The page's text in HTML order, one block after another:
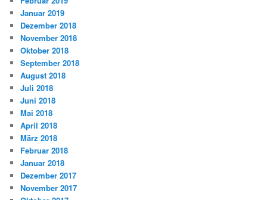
Januar 2019
Dezember 2018
November 2018
Oktober 2018
September 2018
August 2018
Juli 2018
Juni 2018
Mai 2018
April 2018
März 2018
Februar 2018
Januar 2018
Dezember 2017
November 2017